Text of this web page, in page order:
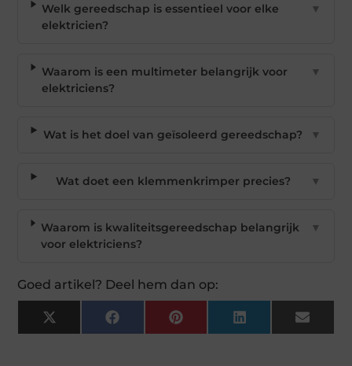
Welk gereedschap is essentieel voor elke
elektricien?
▼
Waarom is een multimeter belangrijk voor
elektriciens?
▼
Wat is het doel van geïsoleerd gereedschap? ▼
Wat doet een klemmenkrimper precies? ▼
Waarom is kwaliteitsgereedschap belangrijk
voor elektriciens?
▼
Goed artikel? Deel hem dan op:
X
(Twitter)
Facebook Pinterest LinkedIn Email